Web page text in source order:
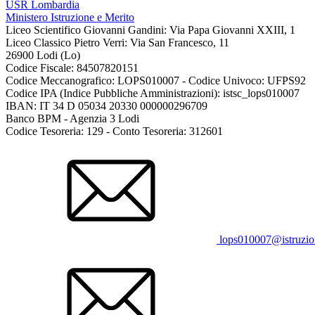
USR Lombardia
Ministero Istruzione e Merito
Liceo Scientifico Giovanni Gandini: Via Papa Giovanni XXIII, 1
Liceo Classico Pietro Verri: Via San Francesco, 11
26900 Lodi (Lo)
Codice Fiscale: 84507820151
Codice Meccanografico: LOPS010007 - Codice Univoco: UFPS92
Codice IPA (Indice Pubbliche Amministrazioni): istsc_lops010007
IBAN: IT 34 D 05034 20330 000000296709
Banco BPM - Agenzia 3 Lodi
Codice Tesoreria: 129 - Conto Tesoreria: 312601